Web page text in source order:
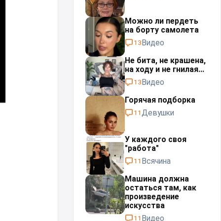
Можно ли пердеть
на борту самолета
13Видео
Не бита, не крашена,
на ходу и не гнилая...
13Видео
Горячая подборка
11Девушки
У каждого своя
"работа"⁠⁠
11 Всячина
Машина должна
остаться там, как
произведение
искусства
11 Видео